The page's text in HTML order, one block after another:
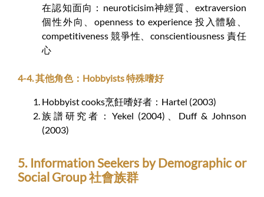
在認知面向：neuroticisim神經質、extraversion
個性外向、openness to experience 投入體驗、
competitiveness 競爭性、conscientiousness 責任
心
4-4. 其他角色：Hobbyists 特殊嗜好
Hobbyist cooks烹飪嗜好者：Hartel (2003)
族譜研究者：Yekel (2004)、Duff & Johnson
(2003)
5. Information Seekers by Demographic or
Social Group 社會族群